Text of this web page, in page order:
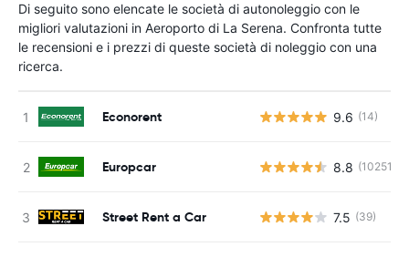
Di seguito sono elencate le società di autonoleggio con le
migliori valutazioni in Aeroporto di La Serena. Confronta tutte
le recensioni e i prezzi di queste società di noleggio con una
ricerca.
Econorent 9.6 (14)
Europcar 8.8 (10251)
Street Rent a Car 7.5 (39)